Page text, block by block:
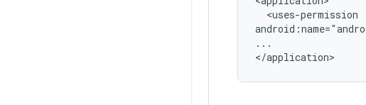
<uses-permission
...